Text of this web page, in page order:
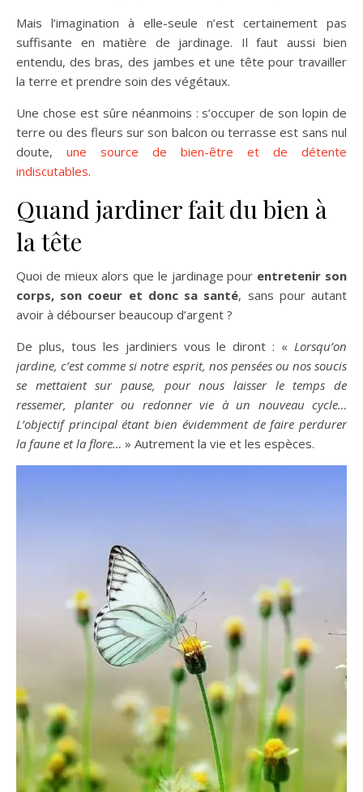
Mais l’imagination à elle-seule n’est certainement pas
suffisante en matière de jardinage. Il faut aussi bien
entendu, des bras, des jambes et une tête pour travailler
la terre et prendre soin des végétaux.
Une chose est sûre néanmoins : s’occuper de son lopin de
terre ou des fleurs sur son balcon ou terrasse est sans nul
doute, une source de bien-être et de détente
indiscutables.
Quand jardiner fait du bien à
la tête
Quoi de mieux alors que le jardinage pour entretenir son
corps, son coeur et donc sa santé, sans pour autant
avoir à débourser beaucoup d’argent ?
De plus, tous les jardiniers vous le diront : « Lorsqu’on
jardine, c’est comme si notre esprit, nos pensées ou nos soucis
se mettaient sur pause, pour nous laisser le temps de
ressemer, planter ou redonner vie à un nouveau cycle…
L’objectif principal étant bien évidemment de faire perdurer
la faune et la flore… » Autrement la vie et les espèces.